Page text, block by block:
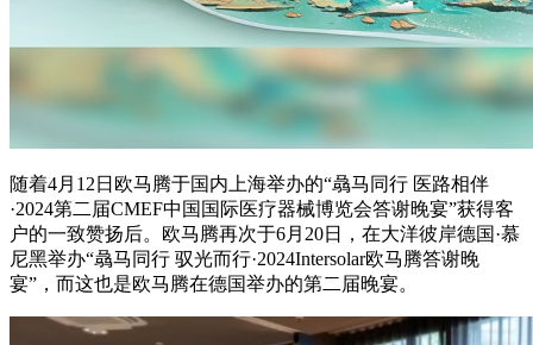
随着4月12日欧马腾于国内上海举办的“骉马同行 医路相伴
·2024第二届CMEF中国国际医疗器械博览会答谢晚宴”获得客
户的一致赞扬后。欧马腾再次于6月20日，在大洋彼岸德国·慕
尼黑举办“骉马同行 驭光而行·2024Intersolar欧马腾答谢晚
宴”，而这也是欧马腾在德国举办的第二届晚宴。